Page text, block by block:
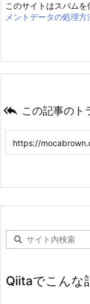
このサイトはスパム
メントデータの処理
 この記事のト
Qiitaでこんな